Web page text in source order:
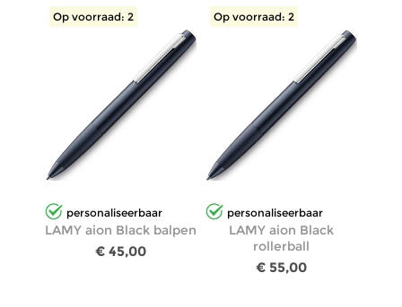
personaliseerbaar
Op voorraad: 2
LAMY aion Black balpen
€ 45,00
personaliseerbaar
Op voorraad: 2
LAMY aion Black
rollerball
€ 55,00